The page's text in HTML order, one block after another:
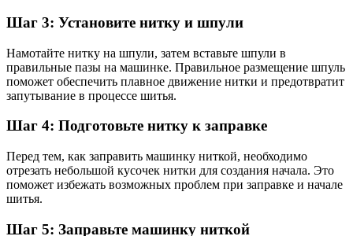
Шаг 3: Установите нитку и шпули
Намотайте нитку на шпули, затем вставьте шпули в
правильные пазы на машинке. Правильное размещение шпуль
поможет обеспечить плавное движение нитки и предотвратит
запутывание в процессе шитья.
Шаг 4: Подготовьте нитку к заправке
Перед тем, как заправить машинку ниткой, необходимо
отрезать небольшой кусочек нитки для создания начала. Это
поможет избежать возможных проблем при заправке и начале
шитья.
Шаг 5: Заправьте машинку ниткой